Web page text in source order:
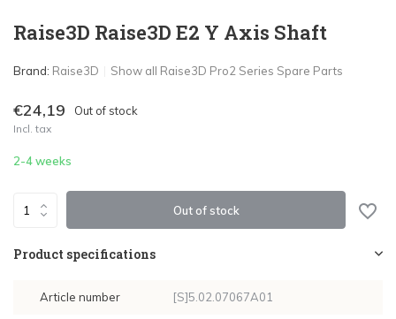
Raise3D Raise3D E2 Y Axis Shaft
Brand: Raise3D Show all Raise3D Pro2 Series Spare Parts
€24,19 Out of stock
Incl. tax
2-4 weeks
Out of stock
Product specifications
Article number [S]5.02.07067A01